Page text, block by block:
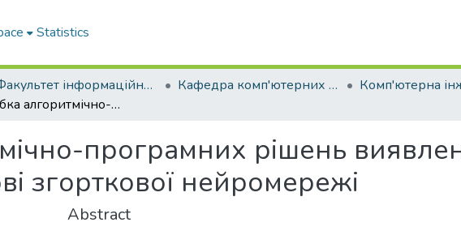
Statistics
Факультет інформаційних технологій Кафедра комп'ютерних систем і мереж
Розробка алгоритмічно-програмних рішень виявлення типових перешкод на основі згорткової нейромережі
програмних рішень
згорткової нейромережі
Abstract